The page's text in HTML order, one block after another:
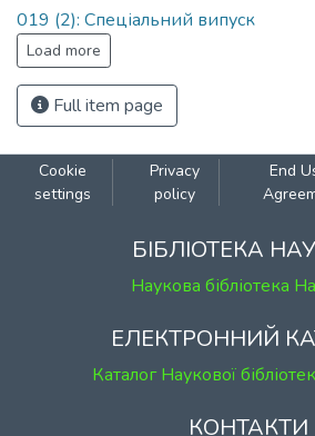
019 (2): Спеціальний випуск
Load more
Full item page
Cookie
settings
Privacy
policy
End
БІБЛІОТЕКА
Наукова бібліотека
ЕЛЕКТРОННИЙ
Каталог Наукової
КОНТАКТИ